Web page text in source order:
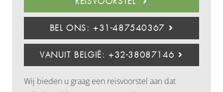
BEL ONS: +31-487540367
VANUIT BELGIË: +32-38087146
Wij bieden u graag een reisvoorstel aan dat